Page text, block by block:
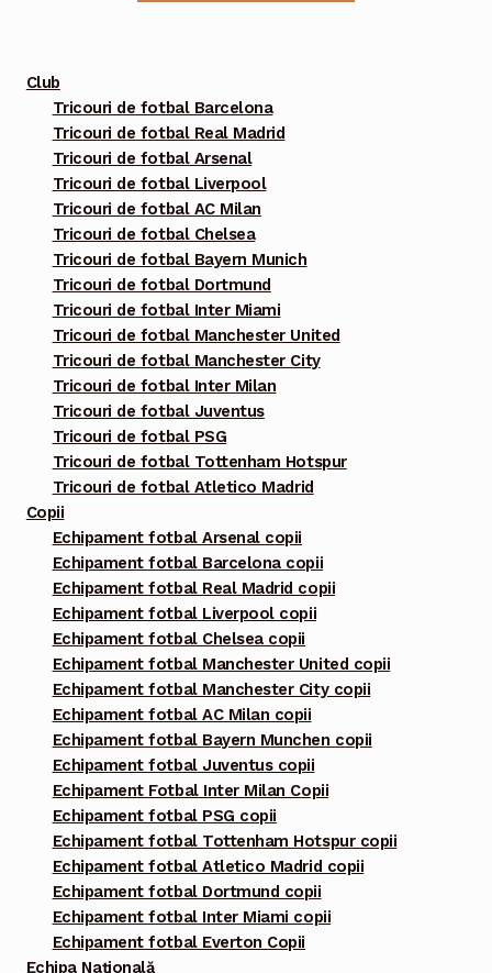
Club
Tricouri de fotbal Barcelona
Tricouri de fotbal Real Madrid
Tricouri de fotbal Arsenal
Tricouri de fotbal Liverpool
Tricouri de fotbal AC Milan
Tricouri de fotbal Chelsea
Tricouri de fotbal Bayern Munich
Tricouri de fotbal Dortmund
Tricouri de fotbal Inter Miami
Tricouri de fotbal Manchester United
Tricouri de fotbal Manchester City
Tricouri de fotbal Inter Milan
Tricouri de fotbal Juventus
Tricouri de fotbal PSG
Tricouri de fotbal Tottenham Hotspur
Tricouri de fotbal Atletico Madrid
Copii
Echipament fotbal Arsenal copii
Echipament fotbal Barcelona copii
Echipament fotbal Real Madrid copii
Echipament fotbal Liverpool copii
Echipament fotbal Chelsea copii
Echipament fotbal Manchester United copii
Echipament fotbal Manchester City copii
Echipament fotbal AC Milan copii
Echipament fotbal Bayern Munchen copii
Echipament fotbal Juventus copii
Echipament Fotbal Inter Milan Copii
Echipament fotbal PSG copii
Echipament fotbal Tottenham Hotspur copii
Echipament fotbal Atletico Madrid copii
Echipament fotbal Dortmund copii
Echipament fotbal Inter Miami copii
Echipament fotbal Everton Copii
Echipa Națională